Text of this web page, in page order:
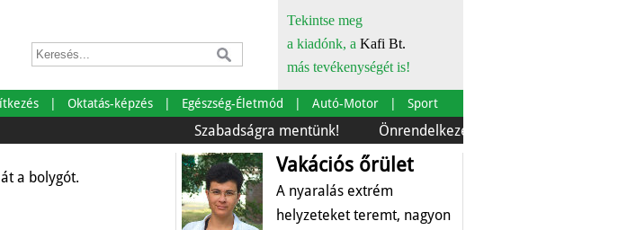
Tekintse meg
a kiadónk, a Kafi Bt.
más tevékenységét is!
Oktatás-képzés Egészség-Életmód Autó-Motor Sport
Szabadságra mentünk! Önrendelkezés és szürkebarát
a bolygót.
Vakációs őrület
A nyaralás extrém
helyzeteket teremt, nagyon